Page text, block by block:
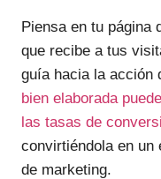
Piensa en tu página
que recibe a tus
guía hacia la acción
bien elaborada
las tasas de
convirtiéndola en un
de marketing.